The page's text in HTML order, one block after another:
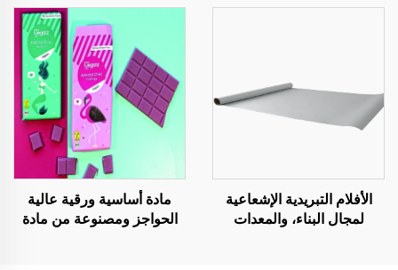
تجديدها
المناطق، وهي منتج أساسي
لبناء المدن الإسفنجية
الأفلام التبريدية الإشعاعية
لمجال البناء، والمعدات
مادة أساسية ورقية عالية
الحواجز ومصنوعة من مادة